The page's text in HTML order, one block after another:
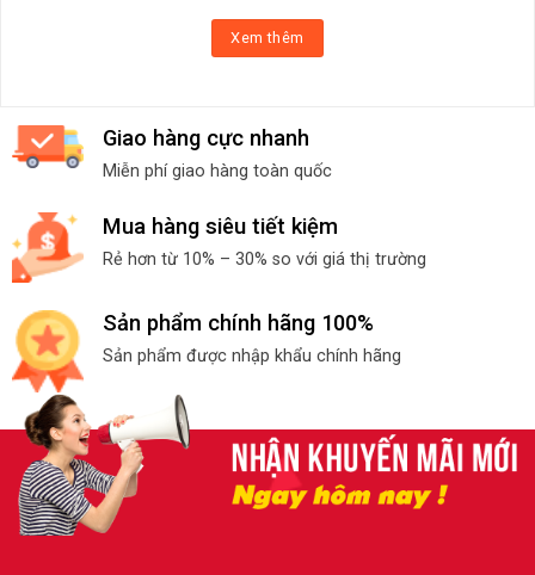
Xem thêm
Giao hàng cực nhanh
Miễn phí giao hàng toàn quốc
Mua hàng siêu tiết kiệm
Rẻ hơn từ 10% – 30% so với giá thị trường
Sản phẩm chính hãng 100%
Sản phẩm được nhập khẩu chính hãng